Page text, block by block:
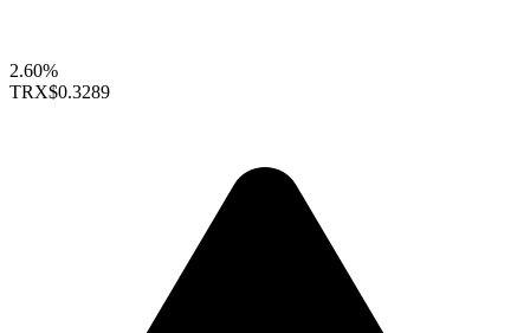
2.60%
TRX$0.3289